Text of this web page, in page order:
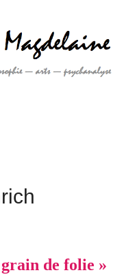
de folie »